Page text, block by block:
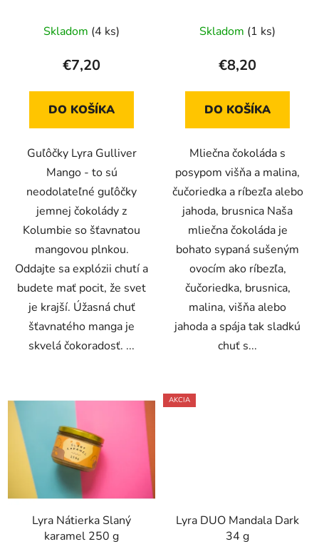
Skladom (4 ks)
€7,20
DO KOŠÍKA
Guľôčky Lyra Gulliver
Mango - to sú
neodolateľné guľôčky
jemnej čokolády z
Kolumbie so šťavnatou
mangovou plnkou.
Oddajte sa explózii chutí a
budete mať pocit, že svet
je krajší. Úžasná chuť
šťavnatého manga je
skvelá čokoradosť. ...
Skladom (1 ks)
€8,20
DO KOŠÍKA
Mliečna čokoláda s
posypom višňa a malina,
čučoriedka a ríbezľa alebo
jahoda, brusnica Naša
mliečna čokoláda je
bohato sypaná sušeným
ovocím ako ríbezľa,
čučoriedka, brusnica,
malina, višňa alebo
jahoda a spája tak sladkú
chuť s...
Lyra Nátierka Slaný
karamel 250 g
AKCIA
Lyra DUO Mandala Dark
34 g